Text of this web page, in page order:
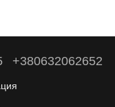
+380632062652